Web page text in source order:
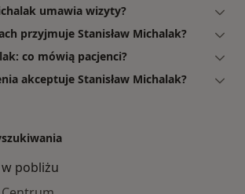
umawia wizyty?
przyjmuje Stanisław Michalak?
co mówią pacjenci?
akceptuje Stanisław Michalak?
pobliżu